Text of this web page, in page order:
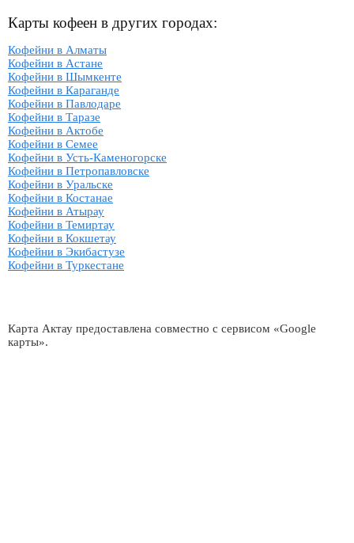
Карты кофеен в других городах:
Кофейни в Алматы
Кофейни в Астане
Кофейни в Шымкенте
Кофейни в Караганде
Кофейни в Павлодаре
Кофейни в Таразе
Кофейни в Актобе
Кофейни в Семее
Кофейни в Усть-Каменогорске
Кофейни в Петропавловске
Кофейни в Уральске
Кофейни в Костанае
Кофейни в Атырау
Кофейни в Темиртау
Кофейни в Кокшетау
Кофейни в Экибастузе
Кофейни в Туркестане
Карта Актау предоставлена совместно с сервисом «Google
карты».